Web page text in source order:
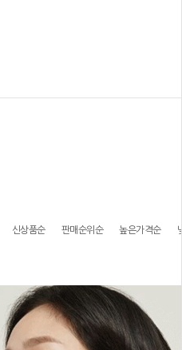
신상품순 판매순위순 높은가격순